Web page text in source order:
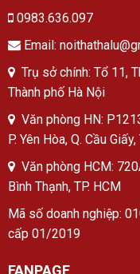
0983.636.097
Email:
Trụ sở chính: Tổ 11,
Thành phố Hà Nội
Văn phòng HN:
P. Yên Hòa, Q. Cầu
Văn phòng HCM:
Bình Thạnh, TP. HCM
Mã số doanh nghiệp:
cấp 01/2019
FANPAGE